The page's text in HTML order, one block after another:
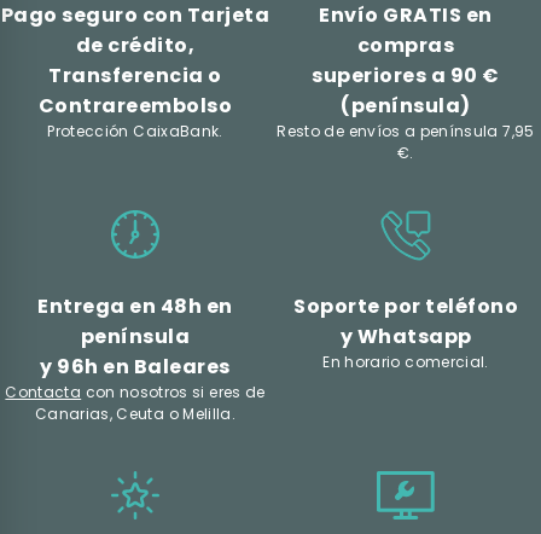
Pago seguro con Tarjeta
de crédito,
Transferencia o
Contrareembolso
Protección CaixaBank.
Envío GRATIS en
compras
superiores a 90 €
(península)
Resto de envíos a península 7,95
€.
Entrega en 48h en
península
y 96h en Baleares
Contacta con nosotros si eres de
Canarias, Ceuta o Melilla.
Soporte por teléfono
y Whatsapp
En horario comercial.